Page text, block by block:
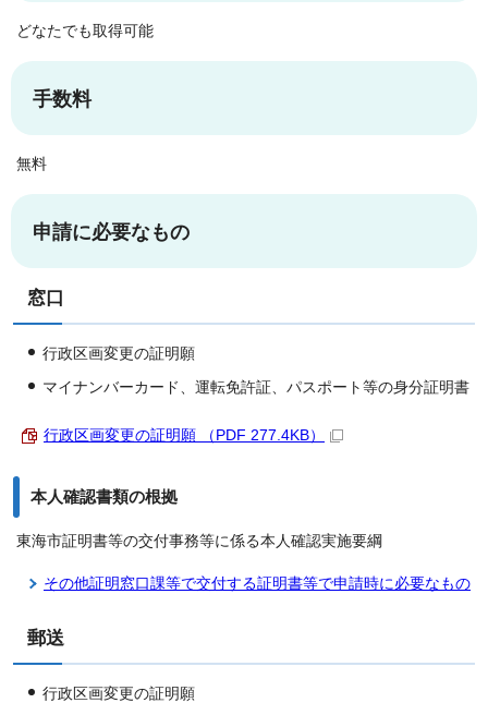
どなたでも取得可能
手数料
無料
申請に必要なもの
窓口
行政区画変更の証明願
マイナンバーカード、運転免許証、パスポート等の身分証明書
行政区画変更の証明願 （PDF 277.4KB）
本人確認書類の根拠
東海市証明書等の交付事務等に係る本人確認実施要綱
その他証明窓口課等で交付する証明書等で申請時に必要なもの
郵送
行政区画変更の証明願